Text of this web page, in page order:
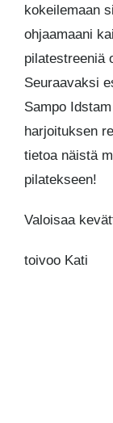
kokeilemaan
ohjaamaani
pilatestreeniä
Seuraavaksi
Sampo
harjoituksen
tietoa näistä
pilatekseen!
Valoisaa
toivoo Kati